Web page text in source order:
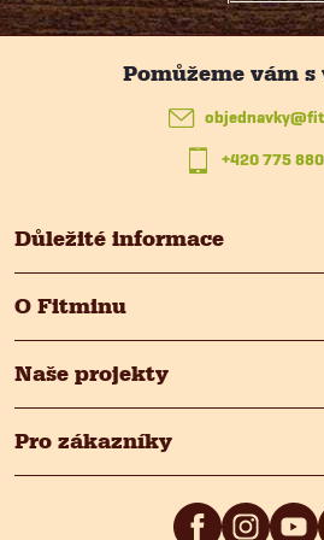
k
i
s
u
Důležité informace
O Fitminu
Naše projekty
Pro zákazníky
objednavky@
+420 775